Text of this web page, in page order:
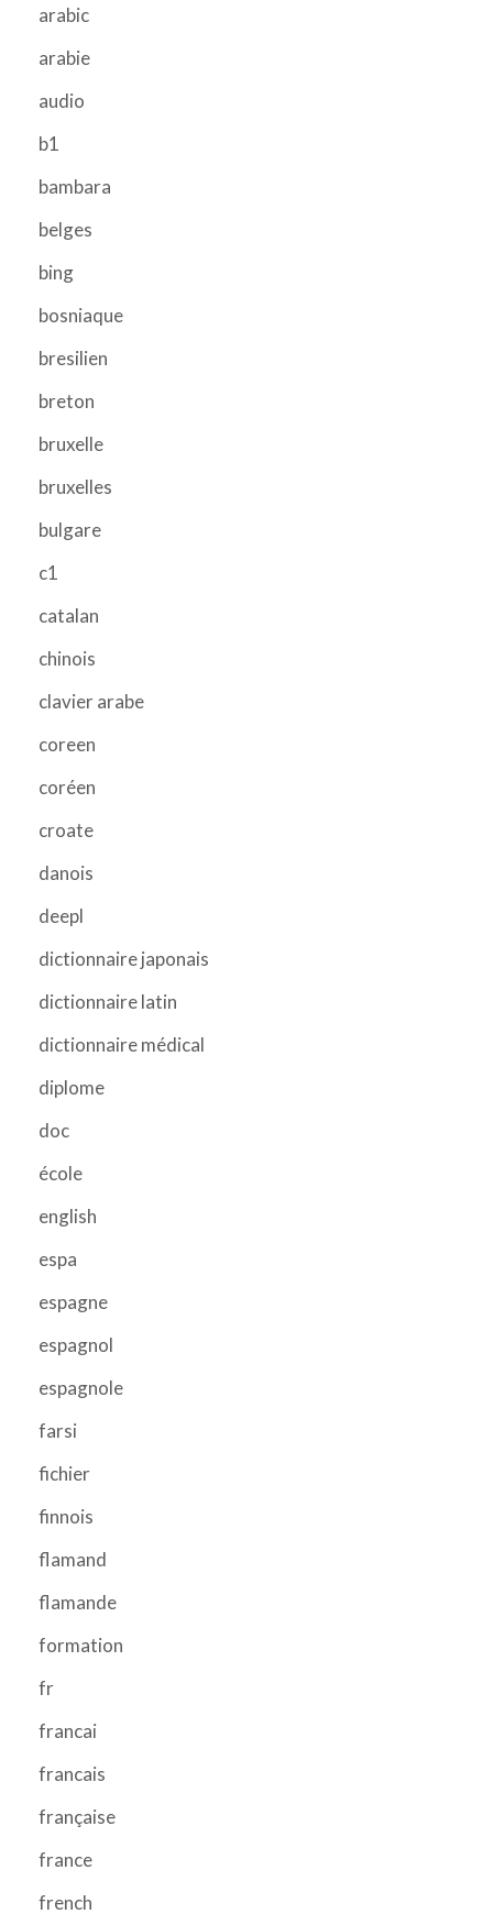
arabic
arabie
audio
b1
bambara
belges
bing
bosniaque
bresilien
breton
bruxelle
bruxelles
bulgare
c1
catalan
chinois
clavier arabe
coreen
coréen
croate
danois
deepl
dictionnaire japonais
dictionnaire latin
dictionnaire médical
diplome
doc
école
english
espa
espagne
espagnol
espagnole
farsi
fichier
finnois
flamand
flamande
formation
fr
francai
francais
française
france
french